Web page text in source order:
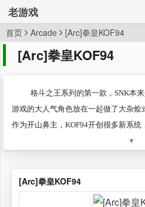
老游戏
首页 Arcade [Arc]拳皇KOF94
[Arc]拳皇KOF94
格斗之王系列的第一款，SNK本
游戏的大人气角色放在一起做了大杂
作为开山鼻主，KOF94开创很多新系
很多系统，但是游戏的动作比较硬，连
其实最经典的97哈，这里就不放了
▼
[Arc]拳皇KOF94